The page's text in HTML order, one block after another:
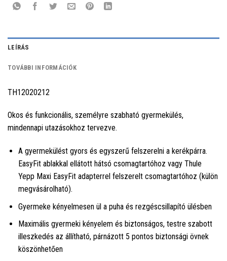
LEÍRÁS
TOVÁBBI INFORMÁCIÓK
TH12020212
Okos és funkcionális, személyre szabható gyermekülés,
mindennapi utazásokhoz tervezve.
A gyermekülést gyors és egyszerű felszerelni a kerékpárra.
EasyFit ablakkal ellátott hátsó csomagtartóhoz vagy Thule
Yepp Maxi EasyFit adapterrel felszerelt csomagtartóhoz (külön
megvásárolható).
Gyermeke kényelmesen ül a puha és rezgéscsillapító ülésben
Maximális gyermeki kényelem és biztonságos, testre szabott
illeszkedés az állítható, párnázott 5 pontos biztonsági övnek
köszönhetően